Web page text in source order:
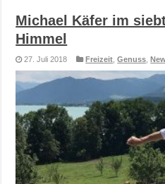
Michael Käfer im
Himmel
27. Juli 2018 Freizeit ,Genuss